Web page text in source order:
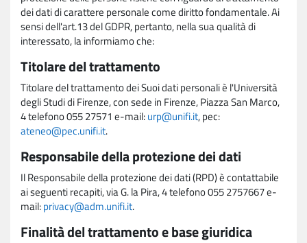
dei dati di carattere personale come diritto fondamentale. Ai
sensi dell'art.13 del GDPR, pertanto, nella sua qualità di
interessato, la informiamo che:
Titolare del trattamento
Titolare del trattamento dei Suoi dati personali è l'Università
degli Studi di Firenze, con sede in Firenze, Piazza San Marco,
4 telefono 055 27571 e-mail:urp@unifi.it, pec:
ateneo@pec.unifi.it.
Responsabile della protezione dei dati
Il Responsabile della protezione dei dati (RPD) è contattabile
ai seguenti recapiti, via G. la Pira, 4 telefono 055 2757667 e-
mail:privacy@adm.unifi.it.
Finalità del trattamento e base giuridica